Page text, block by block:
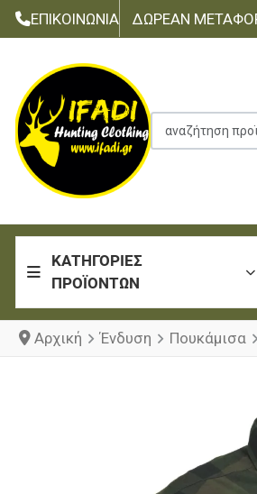
ΕΠΙΚΟΙΝΩΝΊΑ ΔΩΡΕΆΝ
αναζήτηση
ΚΑΤΗΓΟΡΊΕΣ
ΠΡΟΪΌΝΤΩΝ
Αρχική Ένδυση Πουκάμισα